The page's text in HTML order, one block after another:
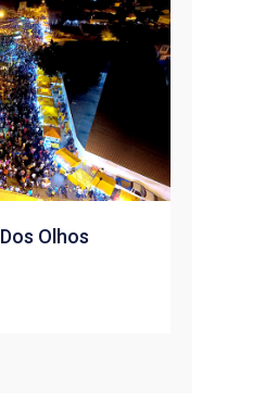
Olhos